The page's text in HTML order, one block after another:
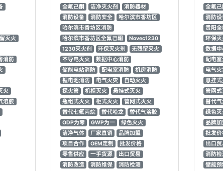
灭火
消防
火
溶胶
全氟己酮
洁净灭火剂
消防器材
消防设备
消防安全
哈尔滨市香坊区
哈尔滨市香坊区消防
哈尔滨市香坊区全氟己酮
Novec1230
1230灭火剂
环保灭火剂
无残留灭火
不导电灭火
数据中心消防
储能电站消防
配电室消防
机房消防
锂电池消防
电气火灾
自动灭火
探火管
机柜灭火
悬挂式灭火
瓶组式灭火
柜式灭火
管网式灭火
替代七氟丙烷
替代哈龙
替代气溶胶
ODP为零
GWP为一
绿色灭火
洁净气体
厂家直销
品牌加盟
项目合作
OEM定制
批发价格
零售供应
一手货源
出口贸易
消防改造
消防维保
消防检测
全氟己
消防设
贵阳全
环保灭
数据
配电室
电气火
悬挂式
管网式
替代气
绿色灭
品牌加
批发价
出口贸
消防检
储能